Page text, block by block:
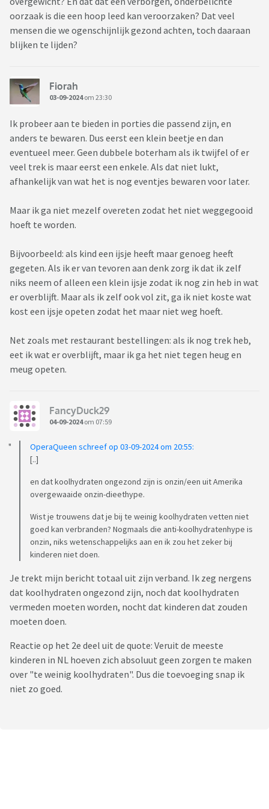
oorzaak is die een hoop leed kan veroorzaken? Dat veel
mensen die we ogenschijnlijk gezond achten, toch daaraan
blijken te lijden?
Fiorah
03-09-2024om 23:30
Ik probeer aan te bieden in porties die passend zijn, en
anders te bewaren. Dus eerst een klein beetje en dan
eventueel meer. Geen dubbele boterham als ik twijfel of er
veel trek is maar eerst een enkele. Als dat niet lukt,
afhankelijk van wat het is nog eventjes bewaren voor later.
Maar ik ga niet mezelf overeten zodat het niet weggegooid
hoeft te worden.
Bijvoorbeeld: als kind een ijsje heeft maar genoeg heeft
gegeten. Als ik er van tevoren aan denk zorg ik dat ik zelf
niks neem of alleen een klein ijsje zodat ik nog zin heb in wat
er overblijft. Maar als ik zelf ook vol zit, ga ik niet koste wat
kost een ijsje opeten zodat het maar niet weg hoeft.
Net zoals met restaurant bestellingen: als ik nog trek heb,
eet ik wat er overblijft, maar ik ga het niet tegen heug en
meug opeten.
FancyDuck29
04-09-2024om 07:59
OperaQueen schreef op 03-09-2024 om 20:55:
[..]
en dat koolhydraten ongezond zijn is onzin/een uit Amerika
overgewaaide onzin-dieethype.
Wist je trouwens dat je bij te weinig koolhydraten vetten niet
goed kan verbranden? Nogmaals die anti-koolhydratenhype is
onzin, niks wetenschappelijks aan en ik zou het zeker bij
kinderen niet doen.
Je trekt mijn bericht totaal uit zijn verband. Ik zeg nergens
dat koolhydraten ongezond zijn, noch dat koolhydraten
vermeden moeten worden, nocht dat kinderen dat zouden
moeten doen.
Reactie op het 2e deel uit de quote: Veruit de meeste
kinderen in NL hoeven zich absoluut geen zorgen te maken
over "te weinig koolhydraten". Dus die toevoeging snap ik
niet zo goed.